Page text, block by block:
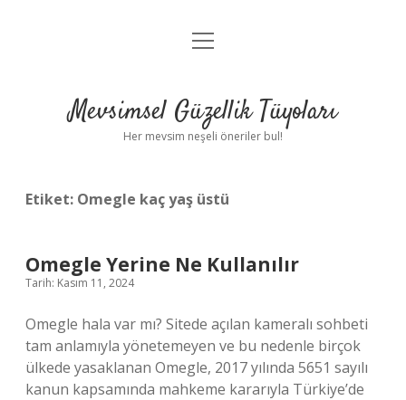
Anasayfa
Yasal Uyarı
menüyü
Mevsimsel Güzellik Tüyoları
Her mevsim neşeli öneriler bul!
Etiket: Omegle kaç yaş üstü
Omegle Yerine Ne Kullanılır
Tarih: Kasım 11, 2024
Omegle hala var mı? Sitede açılan kameralı sohbeti
tam anlamıyla yönetemeyen ve bu nedenle birçok
ülkede yasaklanan Omegle, 2017 yılında 5651 sayılı
kanun kapsamında mahkeme kararıyla Türkiye’de